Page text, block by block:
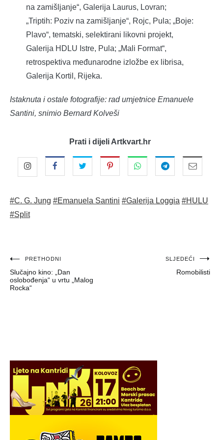
na zamišljanje“, Galerija Laurus, Lovran;
„Triptih: Poziv na zamišljanje“, Rojc, Pula; „Boje:
Plavo“, tematski, selektirani likovni projekt,
Galerija HDLU Istre, Pula; „Mali Format“,
retrospektiva međunarodne izložbe ex librisa,
Galerija Kortil, Rijeka.
Istaknuta i ostale fotografije: rad umjetnice Emanuele
Santini, snimio Bernard Kolveši
Prati i dijeli Artkvart.hr
#C. G. Jung #Emanuela Santini #Galerija Loggia #HULU
#Split
Navigacija
objava
PRETHODNI
Slučajno kino: „Dan
oslobođenja“ u vrtu „Malog
Rocka“
SLJEDEĆI
Romobilisti